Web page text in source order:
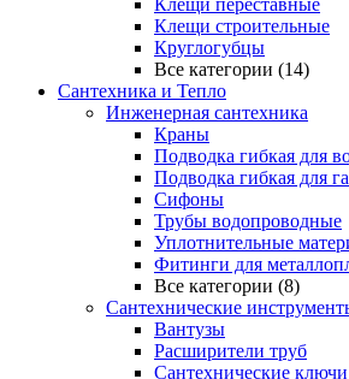
Клещи переставные
Клещи строительные
Круглогубцы
Все категории (14)
Сантехника и Тепло
Инженерная сантехника
Краны
Подводка гибкая для
Подводка гибкая для
Сифоны
Трубы водопроводные
Уплотнительные
Фитинги для
Все категории (8)
Сантехнические
Вантузы
Расширители труб
Сантехнические ключи